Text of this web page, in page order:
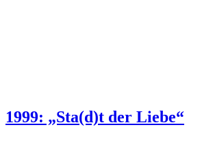
1999: „Sta(d)t der Liebe“